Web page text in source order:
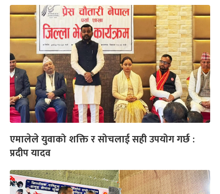
एमालेले युवाको शक्ति र सोचलाई सही उपयोग गर्छ :
प्रदीप यादव